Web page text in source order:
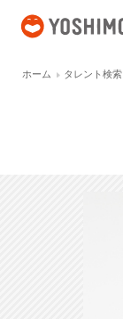
ホーム タレント検索